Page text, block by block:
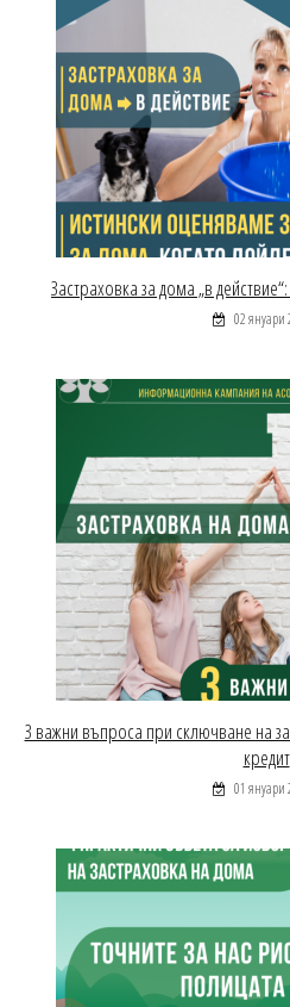
Застраховка за дома „в
02 януари
З важни въпроса при сключване на
кредит
01 януари